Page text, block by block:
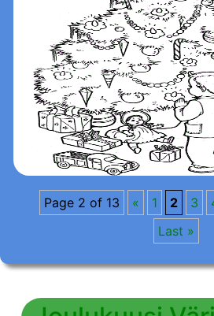
Page 2 of 13 « 1 2 3
Last »